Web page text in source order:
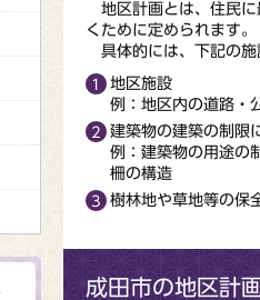
地区計画とは、住民に
くために定められます。
具体的には、下記の施
地区施設
例：地区内の道路・
建築物の建築の制限
例：建築物の用途の
柵の構造
樹林地や草地等の保
成田市の地区計